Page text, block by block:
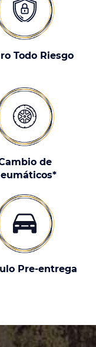
Todo Riesgo
de
Pre-entrega